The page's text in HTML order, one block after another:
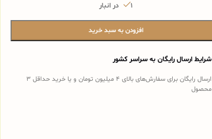
1 در انبار
افزودن به سبد خرید
شرایط ارسال رایگان به سراسر کشور
ارسال رایگان برای سفارش‌های بالای 4 میلیون تومان و یا خرید حداقل 3
محصول